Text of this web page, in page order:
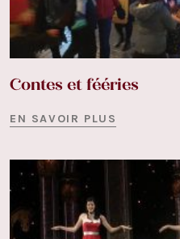
Contes et fééries
EN SAVOIR PLUS